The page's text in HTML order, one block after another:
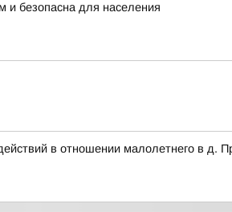
и безопасна для населения
в отношении малолетнего в д.